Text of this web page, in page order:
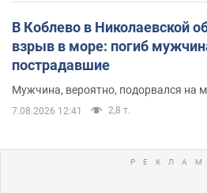
В Коблево в Николаевской
взрыв в море: погиб
пострадавшие
Мужчина, вероятно, подорвался на
7.08.2026 12:41 2,8 т.